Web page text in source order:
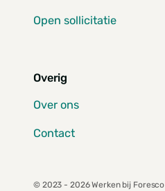
Open sollicitatie
Overig
Over ons
Contact
© 2023 - 2026 Werken bij Foresco